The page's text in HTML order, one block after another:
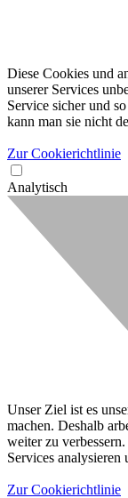
Diese Cookies und
unserer Services
Service sicher und
kann man sie nicht
Zur Cookierichtlinie
Analytisch
Unser Ziel ist es
machen. Deshalb
weiter zu
Services analysieren
Zur Cookierichtlinie